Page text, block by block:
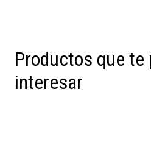
Productos que te
interesar